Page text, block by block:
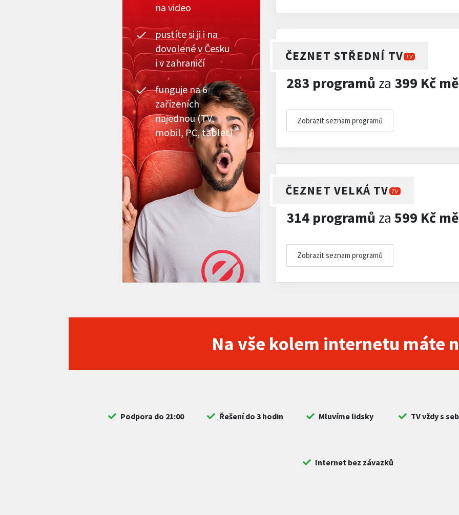
na video
pustíte si ji i na
dovolené v Česku
i v zahraničí
funguje na 6
zařízeních
najednou (TV,
mobil, PC, tablet)
ČEZNET STŘEDNÍ TV TV
283 programů za 399 Kč
Zobrazit seznam programů
ČEZNET VELKÁ TV TV
314 programů za 599 Kč
Zobrazit seznam programů
Na vše kolem internetu máte
Podpora do 21:00 Řešení do 3 hodin Mluvíme lidsky TV vždy s
Internet bez závazků